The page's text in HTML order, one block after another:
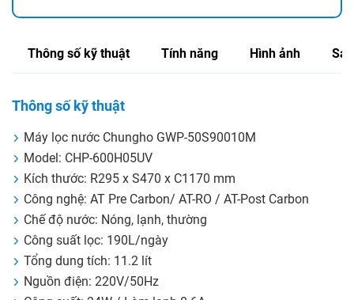
Thông số kỹ thuật Tính năng Hình ảnh
Thông số kỹ thuật
Máy lọc nước Chungho GWP-50S90010M
Model: CHP-600H05UV
Kích thước: R295 x S470 x C1170 mm
Công nghệ: AT Pre Carbon/ AT-RO / AT-Post Carbon
Chế độ nước: Nóng, lạnh, thường
Công suất lọc: 190L/ngày
Tổng dung tích: 11.2 lít
Nguồn điện: 220V/50Hz